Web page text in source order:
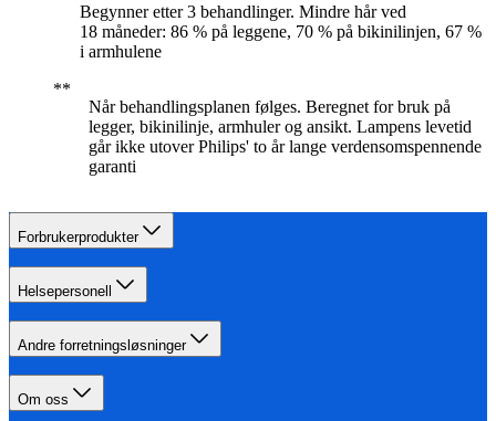
Begynner etter 3 behandlinger. Mindre hår ved
18 måneder: 86 % på leggene, 70 % på bikinilinjen, 67 %
i armhulene
Når behandlingsplanen følges. Beregnet for bruk på
legger, bikinilinje, armhuler og ansikt. Lampens levetid
går ikke utover Philips' to år lange verdensomspennende
garanti
Forbrukerprodukter
Helsepersonell
Andre forretningsløsninger
Om oss